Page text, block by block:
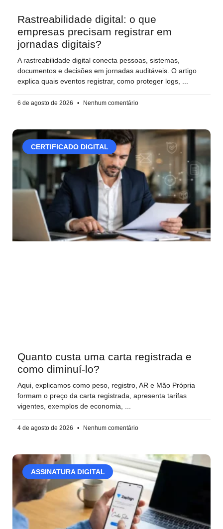
Rastreabilidade digital: o que
empresas precisam registrar em
jornadas digitais?
A rastreabilidade digital conecta pessoas, sistemas,
documentos e decisões em jornadas auditáveis. O artigo
explica quais eventos registrar, como proteger logs,
6 de agosto de 2026 Nenhum comentário
CERTIFICADO DIGITAL
Quanto custa uma carta registrada e
como diminuí-lo?
Aqui, explicamos como peso, registro, AR e Mão Própria
formam o preço da carta registrada, apresenta tarifas
vigentes, exemplos de economia,
4 de agosto de 2026 Nenhum comentário
ASSINATURA DIGITAL